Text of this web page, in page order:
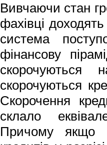
Вивчаючи стан
фахівці
система
фінансову
скорочуються
скорочуються
Скорочення
склало
Причому якщо